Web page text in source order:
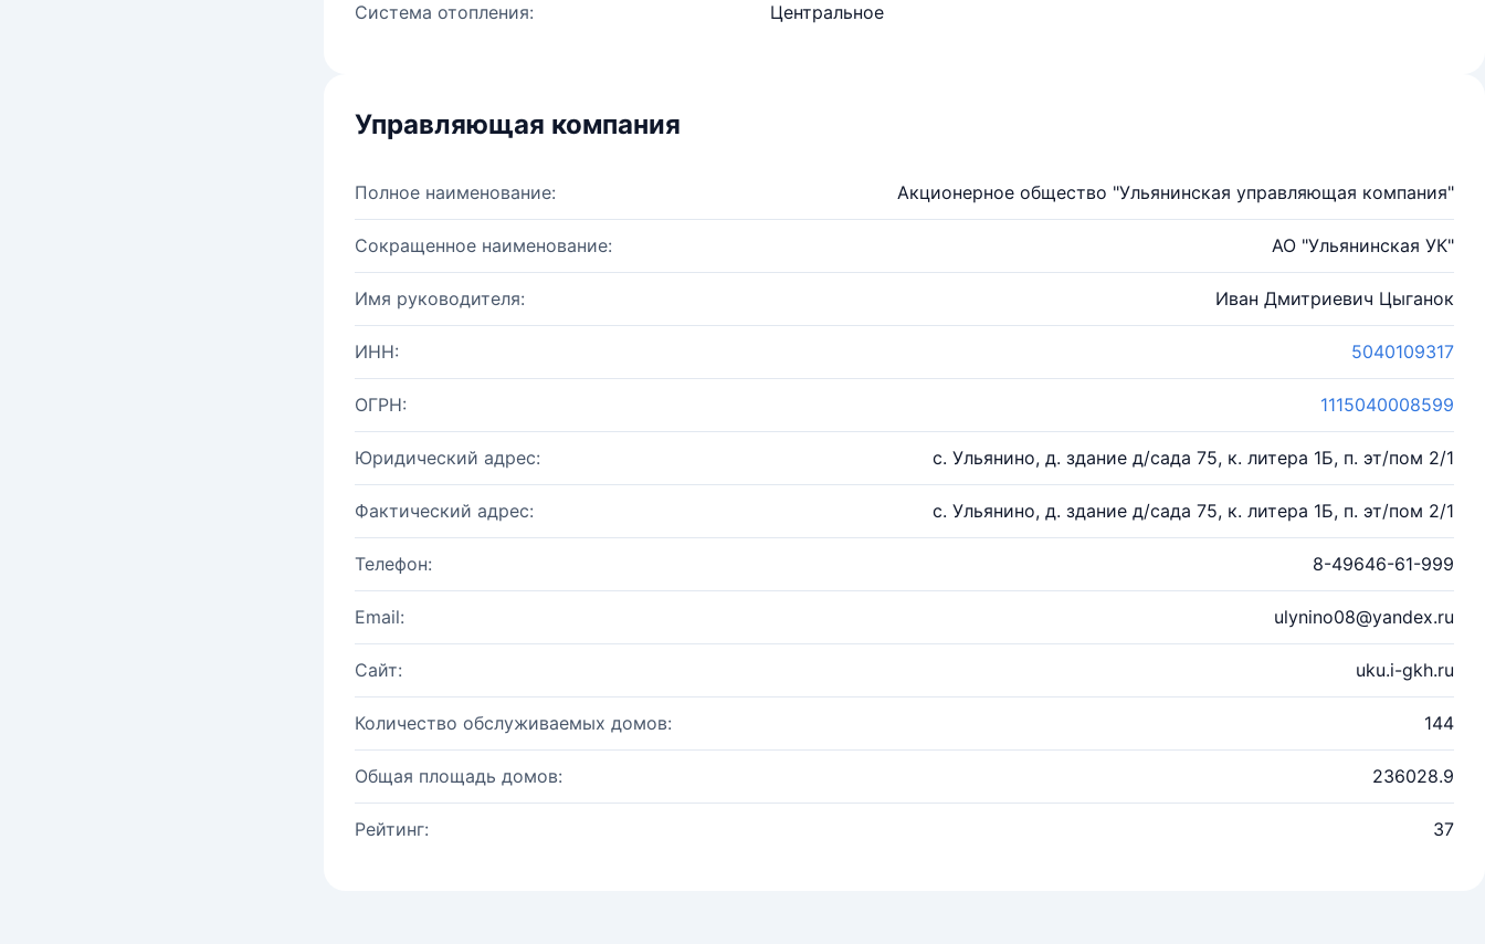
Система отопления: Центральное
Управляющая компания
Полное наименование: Акционерное общество "Ульянинская управляющая компания"
Сокращенное наименование: АО "Ульянинская УК"
Имя руководителя: Иван Дмитриевич Цыганок
ИНН: 5040109317
ОГРН: 1115040008599
Юридический адрес: с. Ульянино, д. здание д/сада 75, к. литера 1Б, п. эт/пом 2/1
Фактический адрес: с. Ульянино, д. здание д/сада 75, к. литера 1Б, п. эт/пом 2/1
Телефон: 8-49646-61-999
Email: ulynino08@yandex.ru
Сайт: uku.i-gkh.ru
Количество обслуживаемых домов: 144
Общая площадь домов: 236028.9
Рейтинг: 37